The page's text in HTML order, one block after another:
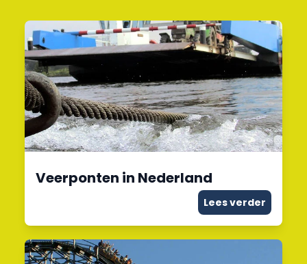
Veerponten in Nederland
Lees verder